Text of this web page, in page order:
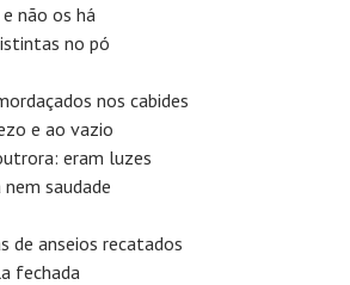
não os há
no pó
nos cabides
e ao vazio
eram luzes
saudade
de anseios recatados
fechada